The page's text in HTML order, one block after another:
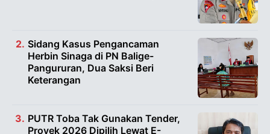
Sidang Kasus Pengancaman
Herbin Sinaga di PN Balige-
Pangururan, Dua Saksi Beri
Keterangan
PUTR Toba Tak Gunakan Tender,
Proyek 2026 Dipilih Lewat E-